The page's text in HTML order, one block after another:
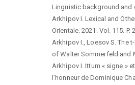
Linguistic background and
Arkhipov I. Lexical and
Orientale. 2021. Vol. 115. P.
Arkhipov I., Loesov S. The
of Walter Sommerfeld and
Arkhipov I. Ittum « signe »
l’honneur de Dominique